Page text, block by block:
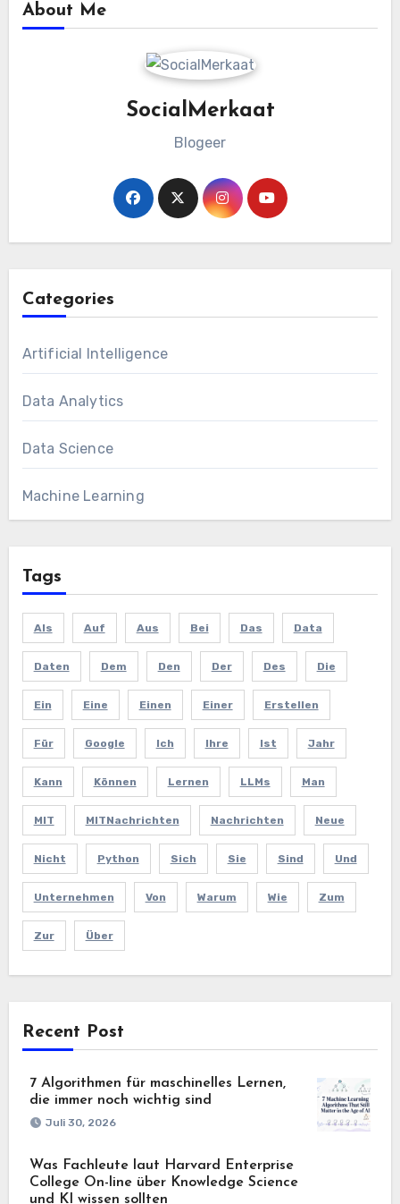
About Me
SocialMerkaat
Blogeer
Categories
Artificial Intelligence
Data Analytics
Data Science
Machine Learning
Tags
Als Auf Aus Bei Das Data
Daten Dem Den Der Des Die
Ein Eine Einen Einer Erstellen
Für Google Ich Ihre Ist Jahr
Kann Können Lernen LLMs Man
MIT MITNachrichten Nachrichten Neue
Nicht Python Sich Sie Sind Und
Unternehmen Von Warum Wie Zum
Zur Über
Recent Post
7 Algorithmen für maschinelles Lernen,
die immer noch wichtig sind
Juli 30, 2026
Was Fachleute laut Harvard Enterprise
College On-line über Knowledge Science
und KI wissen sollten